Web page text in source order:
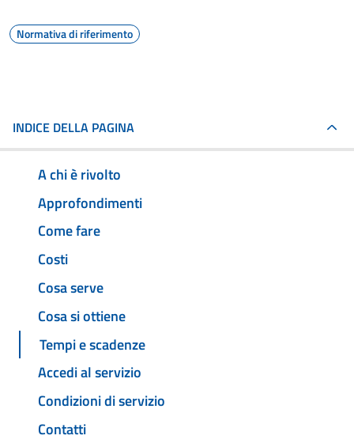
Normativa di riferimento
INDICE DELLA PAGINA
A chi è rivolto
Approfondimenti
Come fare
Costi
Cosa serve
Cosa si ottiene
Tempi e scadenze
Accedi al servizio
Condizioni di servizio
Contatti